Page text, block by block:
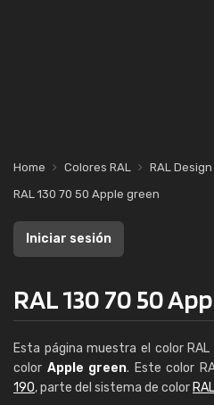
Home Colores RAL RAL Design
RAL 130 70 50 Apple green
Iniciar sesión
RAL 130 70 50
Esta página muestra el color RAL
color Apple green. Este color
190, parte del sistema de color